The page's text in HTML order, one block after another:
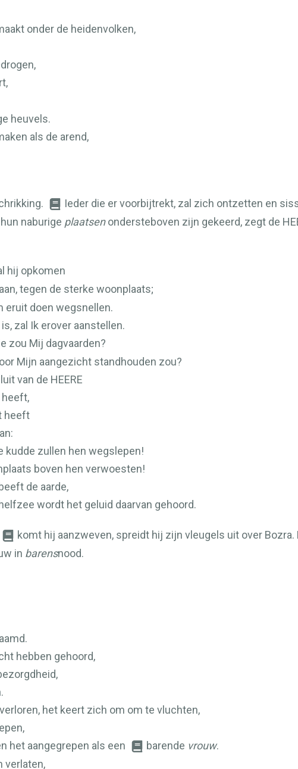
onder de heidenvolken,
heuvels.
als de arend,
Ieder die er voorbijtrekt, zal zich ontzetten en
naburige plaatsenondersteboven zijn gekeerd, zegt de
hij opkomen
tegen de sterke woonplaats;
eruit doen wegsnellen.
zal Ik erover aanstellen.
zou Mij dagvaarden?
Mijn aangezicht standhouden zou?
van de HEERE
heeft,
heeft
kudde zullen hen wegslepen!
boven hen verwoesten!
de aarde,
wordt het geluid daarvan gehoord.
komt hij aanzweven, spreidt hij zijn vleugels uit over
in barensnood.
hebben gehoord,
het keert zich om om te vluchten,
het aangegrepen als een
barende vrouw.
verlaten,